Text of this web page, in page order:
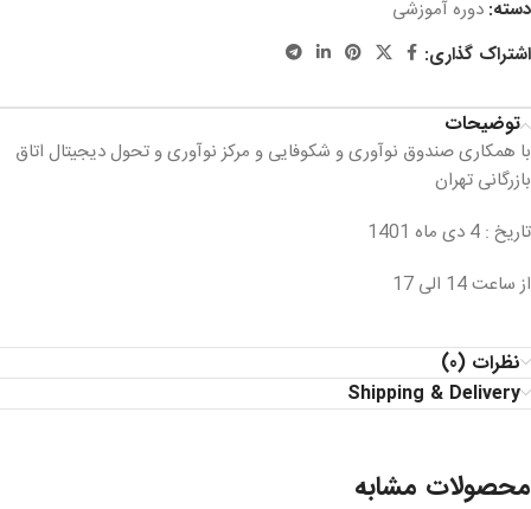
دسته: دوره آموزشی
اشتراک گذاری:
توضیحات
با همکاری صندوق نوآوری و شکوفایی و مرکز نوآوری و تحول دیجیتال اتاق
بازرگانی تهران
تاریخ : 4 دی ماه 1401
از ساعت 14 الی 17
نظرات (0)
Shipping & Delivery
محصولات مشابه